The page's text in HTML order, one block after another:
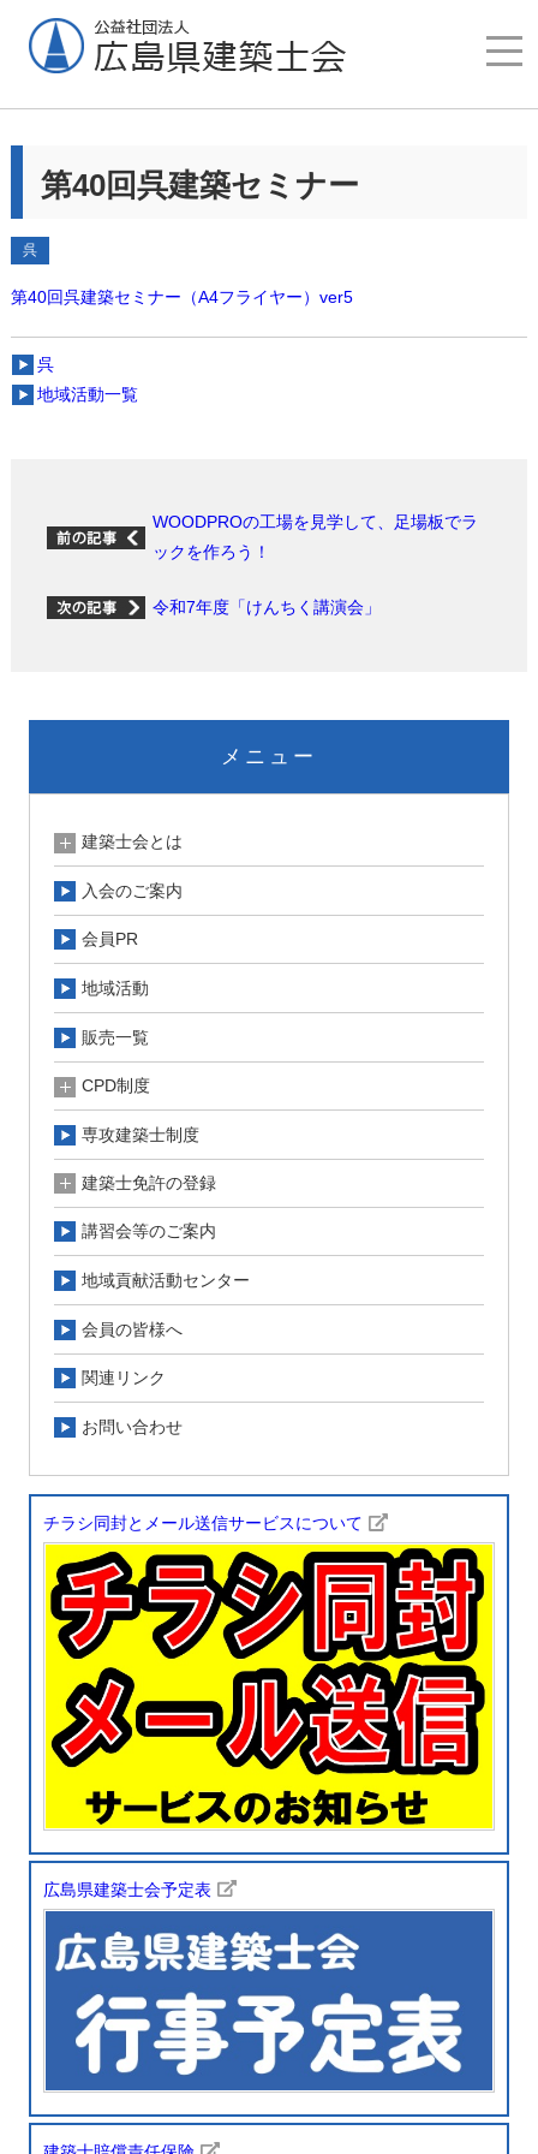
第40回呉建築セミナー
呉
第40回呉建築セミナー（A4フライヤー）ver5
呉
地域活動一覧
WOODPROの工場を見学して、足場板でラ
ックを作ろう！
令和7年度「けんちく講演会」
メニュー
建築士会とは
入会のご案内
会員PR
地域活動
販売一覧
CPD制度
専攻建築士制度
建築士免許の登録
講習会等のご案内
地域貢献活動センター
会員の皆様へ
関連リンク
お問い合わせ
チラシ同封とメール送信サービスについて
広島県建築士会予定表